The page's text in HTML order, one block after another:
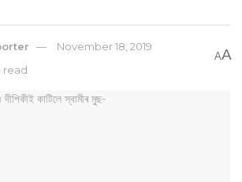
November 18, 2019
read
AA